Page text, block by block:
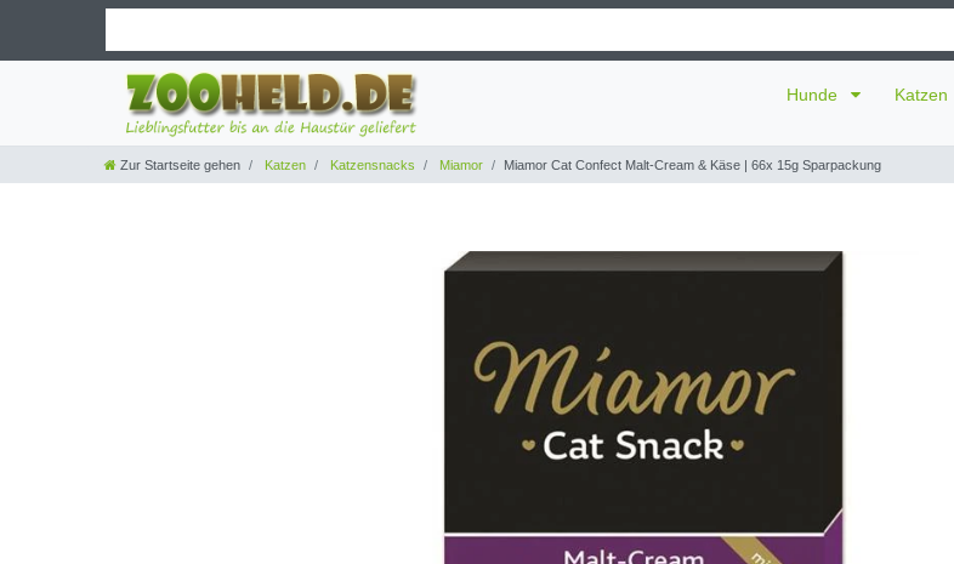
Hunde Katzen
Zur Startseite gehen Katzen Katzensnacks Miamor Miamor Cat Confect Malt-Cream & Käse | 66x 15g Sparpackung